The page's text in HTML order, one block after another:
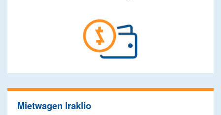
Mietwagen Iraklio